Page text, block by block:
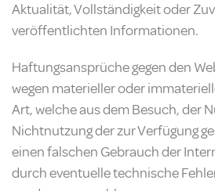
Aktualität, Vollständigkeit oder
veröffentlichten Informationen.
Haftungsansprüche gegen den
wegen materieller oder
Art, welche aus dem Besuch, der
Nichtnutzung der zur Verfügung
einen falschen Gebrauch der
durch eventuelle technische